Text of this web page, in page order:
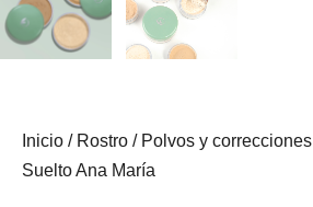
Inicio / Rostro / Polvos y correcciones
Suelto Ana María